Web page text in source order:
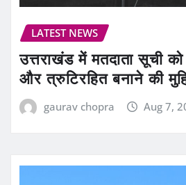
LATEST NEWS
उत्तराखंड में मतदाता सूची
और त्रुटिरहित बनाने की
gaurav chopra Aug 7,